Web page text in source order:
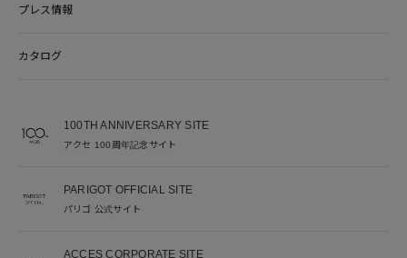
プレス情報
カタログ
100TH ANNIVERSARY SITE
アクセ 100周年記念サイト
PARIGOT OFFICIAL SITE
パリゴ 公式サイト
ACCES CORPORATE SITE